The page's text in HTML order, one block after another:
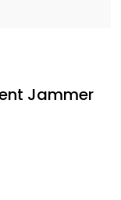
Jammer